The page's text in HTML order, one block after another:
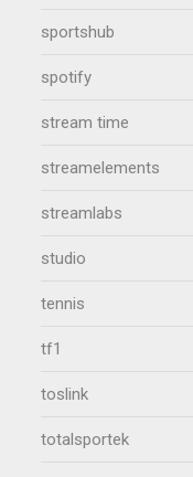
sportshub
spotify
stream time
streamelements
streamlabs
studio
tennis
tf1
toslink
totalsportek